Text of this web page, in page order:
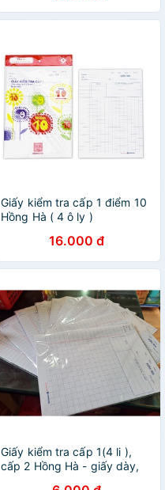
Giấy kiểm tra cấp 1 điểm 10
Hồng Hà ( 4 ô ly )
16.000 đ
Giấy kiểm tra cấp 1(4 li ),
cấp 2 Hồng Hà - giấy dày,